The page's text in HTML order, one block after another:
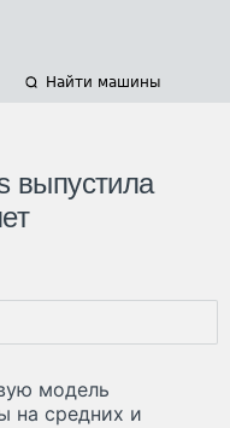
Найти машины
выпустила
модель
на средних и